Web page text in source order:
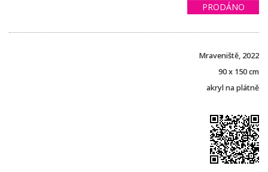
PRODÁNO
Mraveniště, 2022
90 x 150 cm
akryl na plátně